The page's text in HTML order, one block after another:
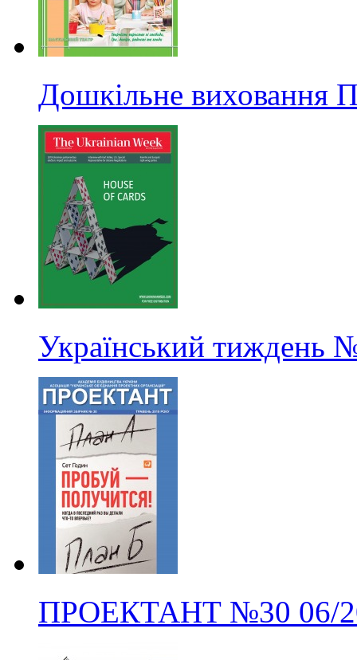
Дошкільне
Український тиждень
ПРОЕКТАНТ №30 06/